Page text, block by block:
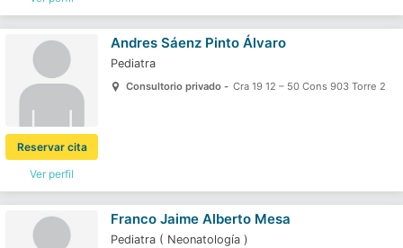
Ver perfil
Reservar cita
Andres Sáenz Pinto Álvaro
Pediatra
Consultorio privado - Cra 19 12 – 50 Cons 903 Torre 2
Franco Jaime Alberto Mesa
Pediatra ( Neonatología )